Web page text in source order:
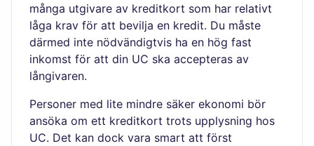
många utgivare av kreditkort som har relativt
låga krav för att bevilja en kredit. Du måste
därmed inte nödvändigtvis ha en hög fast
inkomst för att din UC ska accepteras av
långivaren.
Personer med lite mindre säker ekonomi bör
ansöka om ett kreditkort trots upplysning hos
UC. Det kan dock vara smart att först